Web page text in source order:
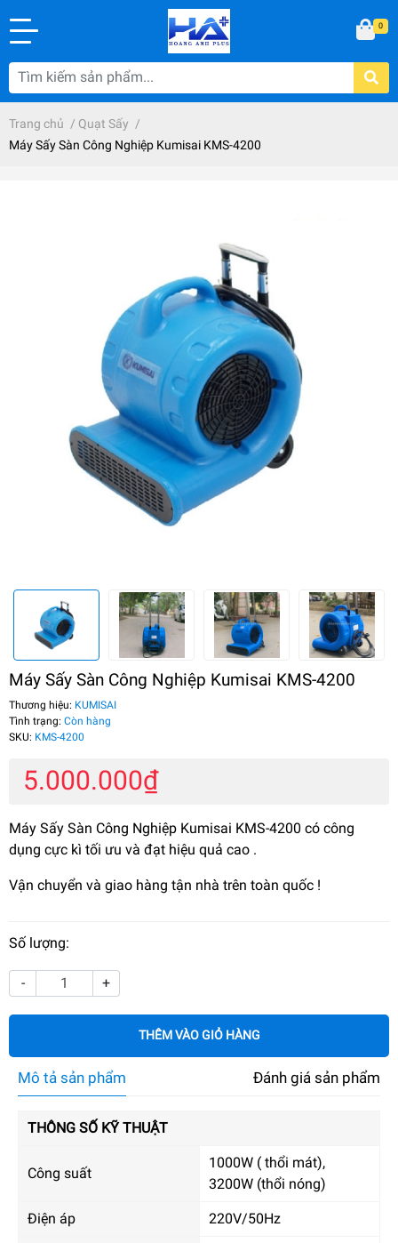
0
Trang chủ / Quạt Sấy /
Máy Sấy Sàn Công Nghiệp Kumisai KMS-4200
Máy Sấy Sàn Công Nghiệp Kumisai KMS-4200
Thương hiệu: KUMISAI
Tình trạng: Còn hàng
SKU: KMS-4200
5.000.000₫
Máy Sấy Sàn Công Nghiệp Kumisai KMS-4200 có công
dụng cực kì tối ưu và đạt hiệu quả cao .
Vận chuyển và giao hàng tận nhà trên toàn quốc !
Số lượng:
- +
THÊM VÀO GIỎ HÀNG
Mô tả sản phẩm Đánh giá sản phẩm
THÔNG SỐ KỸ THUẬT
Công suất
1000W ( thổi mát),
3200W (thổi nóng)
Điện áp 220V/50Hz